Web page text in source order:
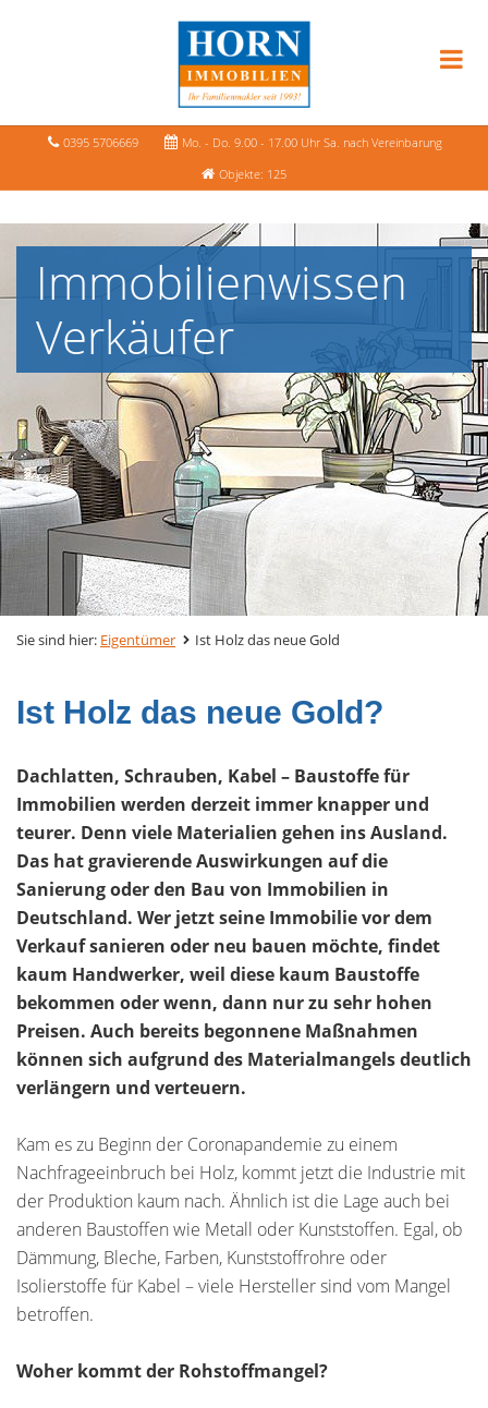
0395 5706669
Mo. - Do. 9.00 - 17.00 Uhr Sa. nach Vereinbarung
Objekte: 125
Immobilienwissen
Verkäufer
Sie sind hier: Eigentümer Ist Holz das neue Gold
Ist Holz das neue Gold?
Dachlatten, Schrauben, Kabel – Baustoffe für
Immobilien werden derzeit immer knapper und
teurer. Denn viele Materialien gehen ins Ausland.
Das hat gravierende Auswirkungen auf die
Sanierung oder den Bau von Immobilien in
Deutschland. Wer jetzt seine Immobilie vor dem
Verkauf sanieren oder neu bauen möchte, findet
kaum Handwerker, weil diese kaum Baustoffe
bekommen oder wenn, dann nur zu sehr hohen
Preisen. Auch bereits begonnene Maßnahmen
können sich aufgrund des Materialmangels deutlich
verlängern und verteuern.
Kam es zu Beginn der Coronapandemie zu einem
Nachfrageeinbruch bei Holz, kommt jetzt die Industrie mit
der Produktion kaum nach. Ähnlich ist die Lage auch bei
anderen Baustoffen wie Metall oder Kunststoffen. Egal, ob
Dämmung, Bleche, Farben, Kunststoffrohre oder
Isolierstoffe für Kabel – viele Hersteller sind vom Mangel
betroffen.
Woher kommt der Rohstoffmangel?